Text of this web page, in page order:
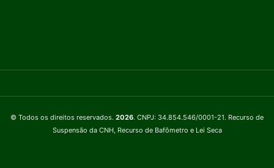
© Todos os direitos reservados. 2026. CNPJ: 34.854.546/0001-21. Recurso de
Suspensão da CNH, Recurso de Bafômetro e Lei Seca